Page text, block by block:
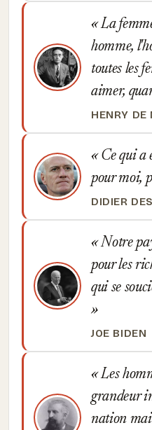
La
homme,
toutes les
aimer,
HENRY DE
Ce qui a
pour moi,
DIDIER
Notre
pour les
qui se
JOE BIDEN
Les
grandeur
nation